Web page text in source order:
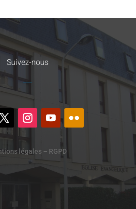
Suivez-nous
légales – RGPD